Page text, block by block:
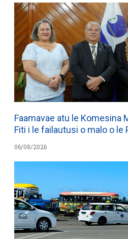
Faamavae atu le Komesina
Fiti i le failautusi o malo o le
06/08/2026